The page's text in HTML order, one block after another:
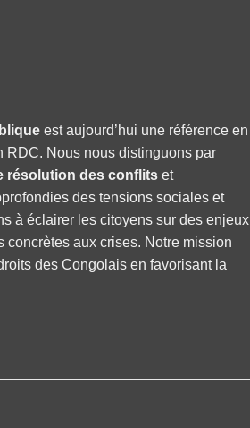
est aujourd’hui une référence en
RDC. Nous nous distinguons par
résolution des conflits et
des tensions sociales et
à éclairer les citoyens sur des enjeux
aux crises. Notre mission
des Congolais en favorisant la